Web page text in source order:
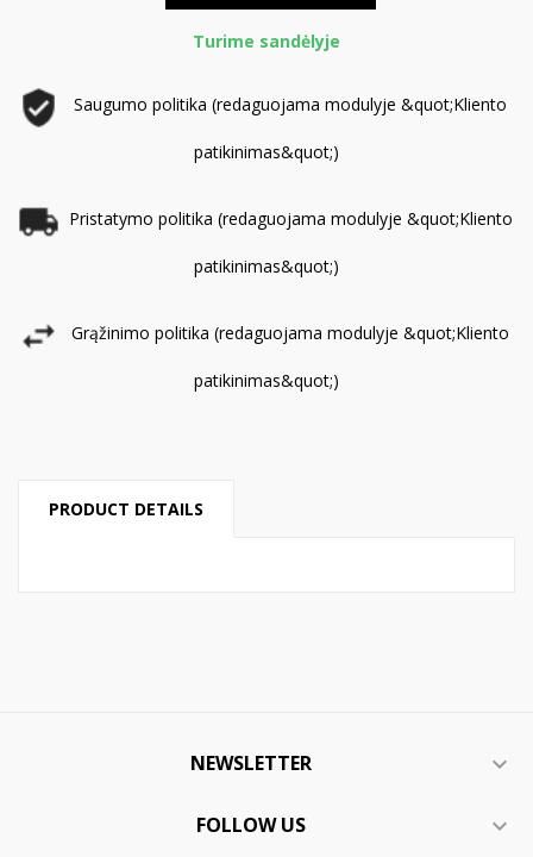
Turime sandėlyje
Saugumo politika (redaguojama modulyje &quot;Kliento
patikinimas&quot;)
Pristatymo politika (redaguojama modulyje &quot;Kliento
patikinimas&quot;)
Grąžinimo politika (redaguojama modulyje &quot;Kliento
patikinimas&quot;)
PRODUCT DETAILS
NEWSLETTER 
FOLLOW US 